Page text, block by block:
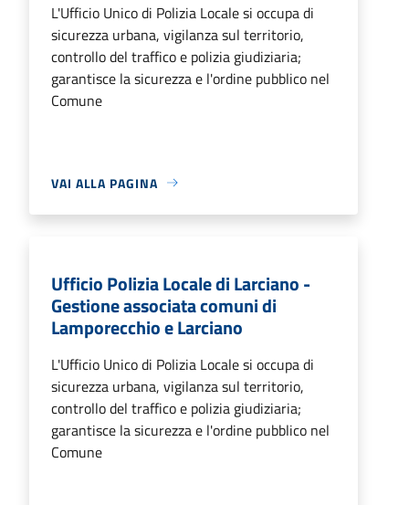
L'Ufficio Unico di Polizia Locale si occupa di
sicurezza urbana, vigilanza sul territorio,
controllo del traffico e polizia giudiziaria;
garantisce la sicurezza e l'ordine pubblico nel
Comune
VAI ALLA PAGINA
Ufficio Polizia Locale di Larciano -
Gestione associata comuni di
Lamporecchio e Larciano
L'Ufficio Unico di Polizia Locale si occupa di
sicurezza urbana, vigilanza sul territorio,
controllo del traffico e polizia giudiziaria;
garantisce la sicurezza e l'ordine pubblico nel
Comune